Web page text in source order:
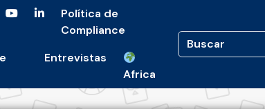
Política de
Compliance
Entrevistas
Africa